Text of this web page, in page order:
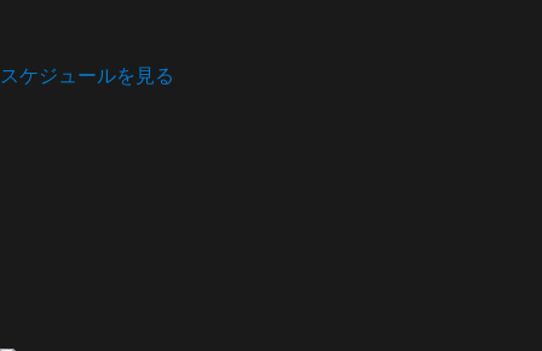
スケジュールを見る